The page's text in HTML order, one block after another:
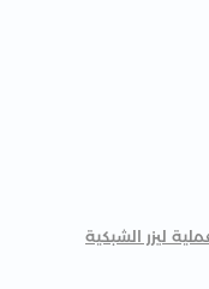
ليزر الشبكية